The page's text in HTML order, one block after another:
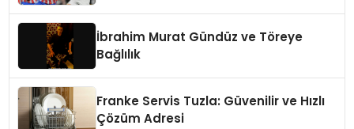
İbrahim Murat Gündüz ve Töreye
Bağlılık
Franke Servis Tuzla: Güvenilir ve Hızlı
Çözüm Adresi